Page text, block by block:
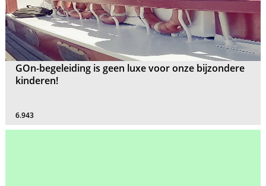
GOn-begeleiding is geen luxe voor onze bijzondere
kinderen!
6.943